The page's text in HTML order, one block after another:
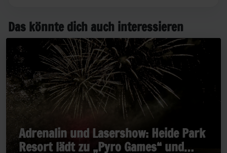
Das könnte dich auch interessieren
Adrenalin und Lasershow: Heide Park
Resort lädt zu „Pyro Games“ und